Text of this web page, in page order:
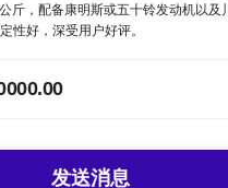
斤，配备康明斯或五十铃发动机以及
性好，深受用户好评。
发送消息